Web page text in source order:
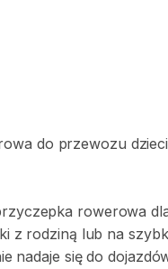
do przewozu dzieci
rowerowa
z rodziną lub na
nadaje się do